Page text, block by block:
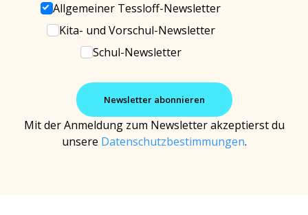
Allgemeiner Tessloff-Newsletter
Kita- und Vorschul-Newsletter
Schul-Newsletter
Mit der Anmeldung zum Newsletter akzeptierst du
unsere Datenschutzbestimmungen.